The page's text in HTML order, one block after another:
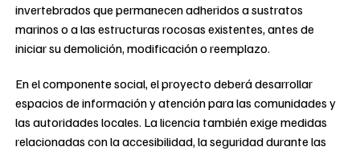
invertebrados que permanecen adheridos a sustratos
marinos o a las estructuras rocosas existentes, antes de
iniciar su demolición, modificación o reemplazo.
En el componente social, el proyecto deberá desarrollar
espacios de información y atención para las comunidades y
las autoridades locales. La licencia también exige medidas
relacionadas con la accesibilidad, la seguridad durante las